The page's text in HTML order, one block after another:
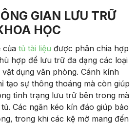
GIAN LƯU TRỮ
HỌC
của tủ tài liệu được phân chia hợp
hợp để lưu trữ đa dạng các loại
dụng văn phòng. Cánh kính
tạo sự thông thoáng mà còn giúp
tình trạng lưu trữ bên trong mà
Các ngăn kéo kín đáo giúp bảo
trong khi các kệ mở mang đến